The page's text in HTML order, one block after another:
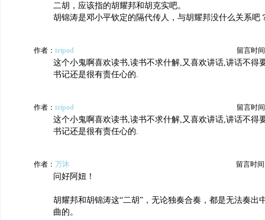
二胡，应该指的胡耀邦和胡克实吧。
胡锦涛是邓小平钦定的隔代传人，与胡耀邦没什么关系吧
作者： tripod 留言时
这个小鬼啊喜欢读书,读书不求什解,又喜欢讲话,讲话不得
书记还是很有责任心的.
作者： tripod 留言时
这个小鬼啊喜欢读书,读书不求什解,又喜欢讲话,讲话不得
书记还是很有责任心的.
作者： 万沐 留言时间
问好阿妞！
胡耀邦和胡锦涛这“二胡”，无论独奏合奏，都是无法奏出
曲的。